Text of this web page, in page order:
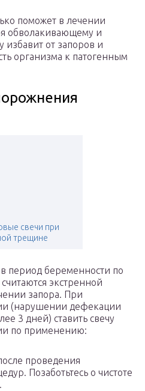
поможет в лечении
обволакивающему и
от запоров и
организма к патогенным
свечи при
трещине
период беременности по
экстренной
запора. При
(нарушении дефекации
3 дней) ставить свечу
по применению:
проведения
Позаботьтесь о чистоте